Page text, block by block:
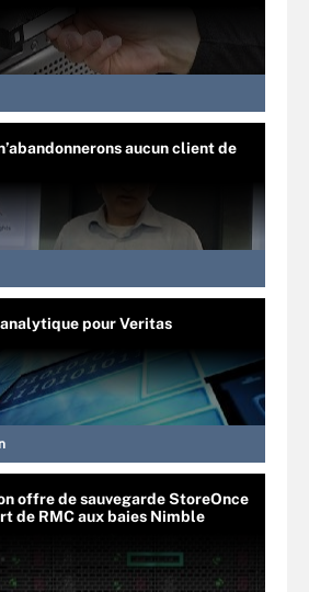
aucun client de
pour Veritas
offre de sauvegarde StoreOnce
de RMC aux baies Nimble